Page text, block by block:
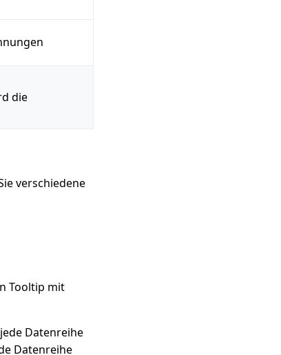
die
verschiedene
Tooltip mit
Datenreihe
Datenreihe